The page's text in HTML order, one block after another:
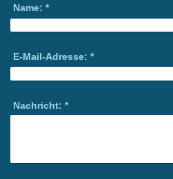
Name: *
E-Mail-Adresse: *
Nachricht: *